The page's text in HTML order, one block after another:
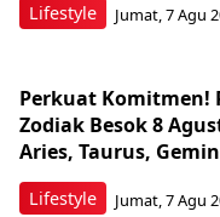
Lifestyle Jumat, 7 Agu
Lifestyle
Perkuat Komitmen!
Zodiak Besok 8
Aries, Taurus,
Jumat, 7 Agu